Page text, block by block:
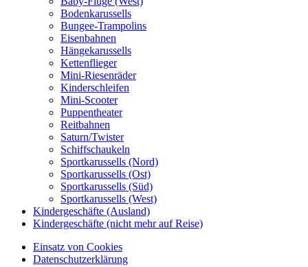
Bodenkarussells
Bungee-Trampolins
Eisenbahnen
Hängekarussells
Kettenflieger
Mini-Riesenräder
Kinderschleifen
Mini-Scooter
Puppentheater
Reitbahnen
Saturn/Twister
Schiffschaukeln
Sportkarussells (Nord)
Sportkarussells (Ost)
Sportkarussells (Süd)
Sportkarussells (West)
Kindergeschäfte (Ausland)
Kindergeschäfte (nicht mehr auf Reise)
Einsatz von Cookies
Datenschutzerklärung